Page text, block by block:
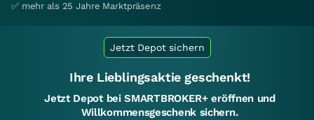
✅ mehr als 25 Jahre Marktpräsenz
Jetzt Depot sichern
Ihre Lieblingsaktie geschenkt!
Jetzt Depot bei SMARTBROKER+ eröffnen und
Willkommensgeschenk sichern.